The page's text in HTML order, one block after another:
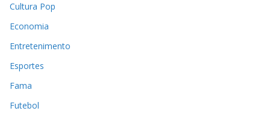
Cultura Pop
Economia
Entretenimento
Esportes
Fama
Futebol